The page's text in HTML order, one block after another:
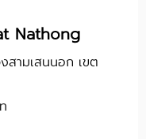
Nathong
ามเสนนอก เขต